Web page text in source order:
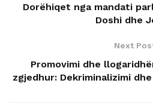
Dorëhiqet nga mandati
Doshi dhe
Next
Promovimi dhe
zgjedhur: Dekriminalizimi